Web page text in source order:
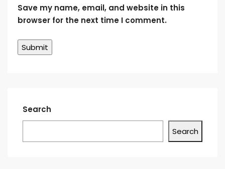
Save my name, email, and website in this
browser for the next time I comment.
Search
Search